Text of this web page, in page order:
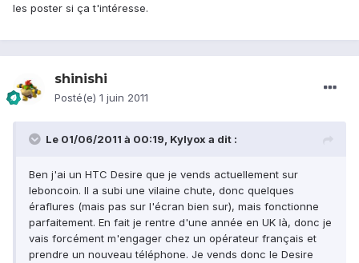
les poster si ça t'intéresse.
shinishi
Posté(e) 1 juin 2011
Le 01/06/2011 à 00:19, Kylyox a dit :
Ben j'ai un HTC Desire que je vends actuellement sur
leboncoin. Il a subi une vilaine chute, donc quelques
éraflures (mais pas sur l'écran bien sur), mais fonctionne
parfaitement. En fait je rentre d'une année en UK là, donc je
vais forcément m'engager chez un opérateur français et
prendre un nouveau téléphone. Je vends donc le Desire